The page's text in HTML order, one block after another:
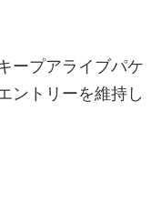
ープアライブパケ
ントリーを維持し